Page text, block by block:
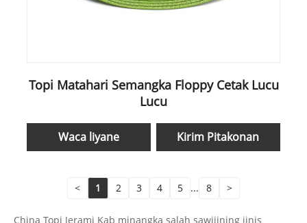
Topi Matahari Semangka Floppy Cetak Lucu
Lucu
Waca liyane Kirim Pitakonan
< 1 2 3 4 5 ... 8 >
China Topi Jerami Kab minangka salah sawijining jinis